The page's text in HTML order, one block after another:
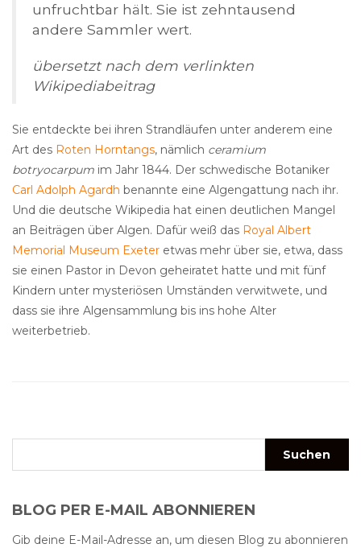
unfruchtbar hält. Sie ist zehntausend
andere Sammler wert.
übersetzt nach dem verlinkten
Wikipediabeitrag
Sie entdeckte bei ihren Strandläufen unter anderem eine
Art des Roten Horntangs, nämlich ceramium
botryocarpum im Jahr 1844. Der schwedische Botaniker
Carl Adolph Agardh benannte eine Algengattung nach ihr.
Und die deutsche Wikipedia hat einen deutlichen Mangel
an Beiträgen über Algen. Dafür weiß das Royal Albert
Memorial Museum Exeter etwas mehr über sie, etwa, dass
sie einen Pastor in Devon geheiratet hatte und mit fünf
Kindern unter mysteriösen Umständen verwitwete, und
dass sie ihre Algensammlung bis ins hohe Alter
weiterbetrieb.
BLOG PER E-MAIL ABONNIEREN
Gib deine E-Mail-Adresse an, um diesen Blog zu abonnieren